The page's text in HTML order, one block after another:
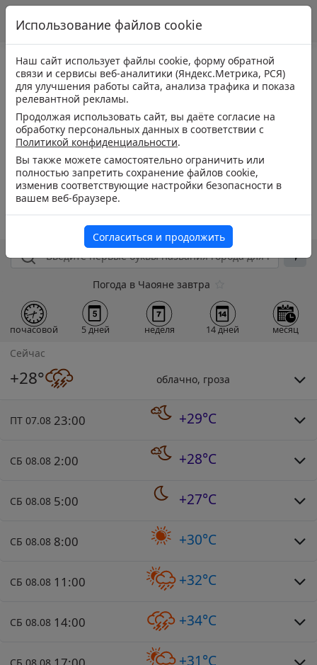
Погода в Чаояне завтра
почасовой 5 дней неделя 14 дней месяц
Сейчас
+28° облачно, гроза
ПТ 07.08 23:00 +29°C
СБ 08.08 2:00 +28°C
СБ 08.08 5:00 +27°C
СБ 08.08 8:00 +30°C
СБ 08.08 11:00 +32°C
СБ 08.08 14:00 +34°C
+31°C
Использование файлов cookie
Наш сайт использует файлы cookie, форму обратной
связи и сервисы веб-аналитики (Яндекс.Метрика, РСЯ)
для улучшения работы сайта, анализа трафика и показа
релевантной рекламы.
Продолжая использовать сайт, вы даёте согласие на
обработку персональных данных в соответствии с
Политикой конфиденциальности.
Вы также можете самостоятельно ограничить или
полностью запретить сохранение файлов cookie,
изменив соответствующие настройки безопасности в
вашем веб-браузере.
Согласиться и продолжить